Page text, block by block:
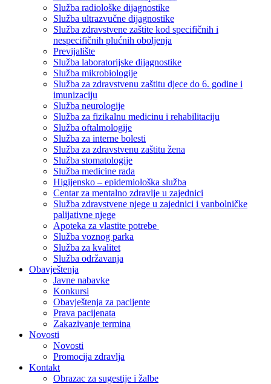
Služba radiološke dijagnostike
Služba ultrazvučne dijagnostike
Služba zdravstvene zaštite kod specifičnih i
nespecifičnih plućnih oboljenja
Previjalište
Služba laboratorijske dijagnostike
Služba mikrobiologije
Služba za zdravstvenu zaštitu djece do 6. godine i
imunizaciju
Služba neurologije
Služba za fizikalnu medicinu i rehabilitaciju
Služba oftalmologije
Služba za interne bolesti
Služba za zdravstvenu zaštitu žena
Služba stomatologije
Služba medicine rada
Higijensko – epidemiološka služba
Centar za mentalno zdravlje u zajednici
Služba zdravstvene njege u zajednici i vanbolničke
palijativne njege
Apoteka za vlastite potrebe
Služba voznog parka
Služba za kvalitet
Služba održavanja
Obavještenja
Javne nabavke
Konkursi
Obavještenja za pacijente
Prava pacijenata
Zakazivanje termina
Novosti
Novosti
Promocija zdravlja
Kontakt
Obrazac za sugestije i žalbe